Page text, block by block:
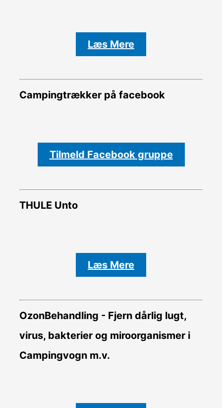
Læs Mere
Campingtrækker på facebook
Tilmeld Facebook gruppe
THULE Unto
Læs Mere
OzonBehandling - Fjern dårlig lugt,
virus, bakterier og miroorganismer i
Campingvogn m.v.